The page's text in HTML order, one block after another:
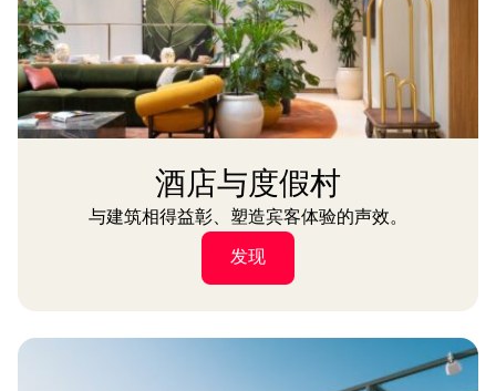
酒店与度假村
与建筑相得益彰、塑造宾客体验的声效。
发现